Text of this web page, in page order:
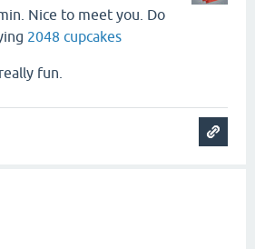
Nice to meet you. Do
2048 cupcakes
fun.